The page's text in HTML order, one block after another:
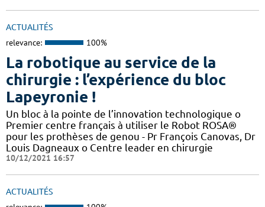
ACTUALITÉS
relevance: 100%
La robotique au service de la
chirurgie : l’expérience du bloc
Lapeyronie !
Un bloc à la pointe de l’innovation technologique o
Premier centre français à utiliser le Robot ROSA®
pour les prothèses de genou - Pr François Canovas, Dr
Louis Dagneaux o Centre leader en chirurgie
10/12/2021 16:57
ACTUALITÉS